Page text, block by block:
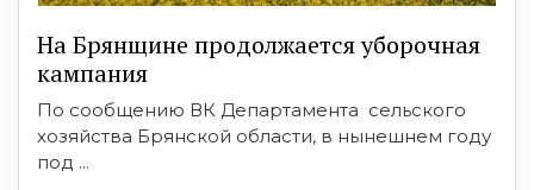
На Брянщине продолжается уборочная
кампания
По сообщению ВК Департамента сельского
хозяйства Брянской области, в нынешнем году
под ...